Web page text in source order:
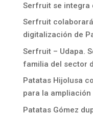
Serfruit se integra
Serfruit
digitalización de
Serfruit – Udapa.
familia del sector
Patatas Hijolusa
para la
Patatas Gómez